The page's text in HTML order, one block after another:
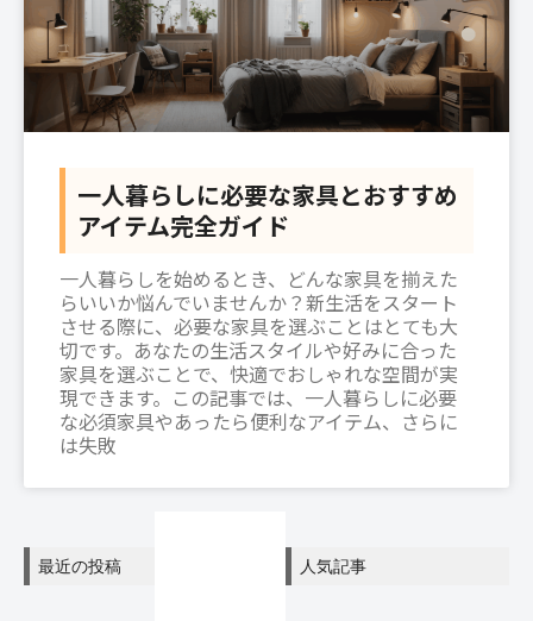
一人暮らしに必要な家具とおすすめ
アイテム完全ガイド
一人暮らしを始めるとき、どんな家具を揃えた
らいいか悩んでいませんか？新生活をスタート
させる際に、必要な家具を選ぶことはとても大
切です。あなたの生活スタイルや好みに合った
家具を選ぶことで、快適でおしゃれな空間が実
現できます。この記事では、一人暮らしに必要
な必須家具やあったら便利なアイテム、さらに
は失敗
最近の投稿 人気記事